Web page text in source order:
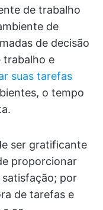
de trabalho
de
de decisão
trabalho e
suas tarefas
o tempo
ser gratificante
proporcionar
satisfação; por
de tarefas e